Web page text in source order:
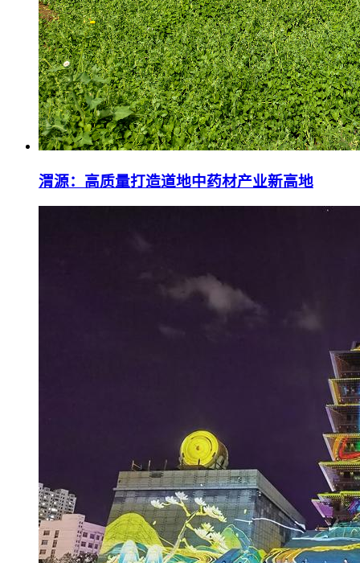
渭源：高质量打造道地中药材产业新高地